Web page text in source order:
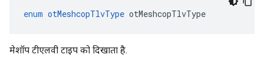
enum otMeshcopTlvType otMeshcopTlvType
मेशॉप टीएलवी टाइप को दिखाता है.